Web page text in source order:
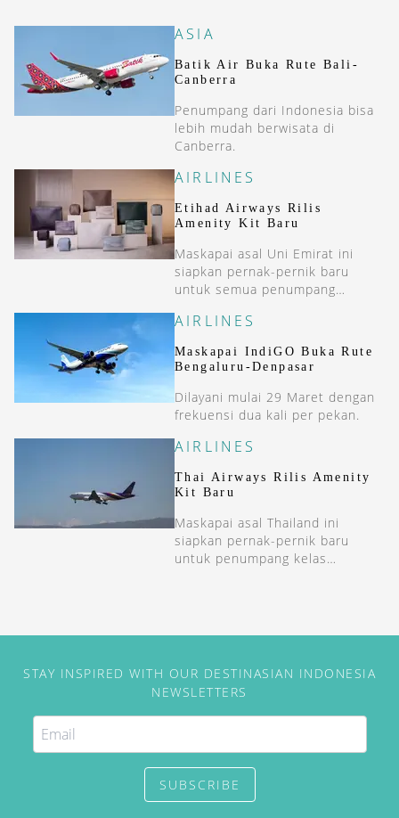
ASIA
Batik Air Buka Rute Bali-
Canberra
Penumpang dari Indonesia bisa
lebih mudah berwisata di
Canberra.
AIRLINES
Etihad Airways Rilis
Amenity Kit Baru
Maskapai asal Uni Emirat ini
siapkan pernak-pernik baru
untuk semua penumpang
AIRLINES
Maskapai IndiGO Buka Rute
Bengaluru-Denpasar
Dilayani mulai 29 Maret dengan
frekuensi dua kali per pekan.
AIRLINES
Thai Airways Rilis Amenity
Kit Baru
Maskapai asal Thailand ini
siapkan pernak-pernik baru
untuk penumpang kelas
STAY INSPIRED WITH OUR DESTINASIAN INDONESIA
NEWSLETTERS
SUBSCRIBE